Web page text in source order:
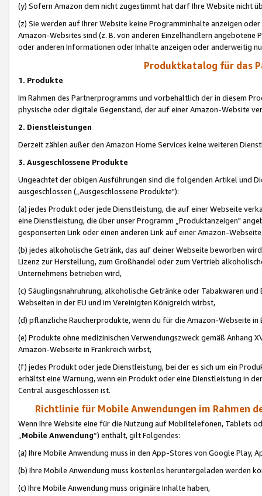
(y) Sofern Amazon dem nicht zugestimmt hat darf Ihre Website nicht
(z) Sie werden auf Ihrer Website keine Programminhalte anzeigen
Amazon-Websites sind (z. B. von anderen Einzelhändlern
oder anderen Informationen oder Inhalte anzeigen oder anderweitig
Produktkatalog für das
1. Produkte
Im Rahmen des Partnerprogramms und vorbehaltlich der in diesem
physische oder digitale Gegenstand, der auf einer Amazon-Website
2. Dienstleistungen
Derzeit zählen außer den Amazon Home Services keine weiteren
3. Ausgeschlossene Produkte
Ungeachtet der obigen Ausführungen sind die folgenden Artikel und
ausgeschlossen („Ausgeschlossene Produkte"):
(a) jedes Produkt oder jede Dienstleistung, die auf einer Webseite
eine Dienstleistung, die über unser Programm „Produktanzeigen"
gesponserten Link oder einen anderen Link auf einer Amazon-
(b) jedes alkoholische Getränk, das auf deiner Webseite beworben
Lizenz zur Herstellung, zum Großhandel oder zum Vertrieb
Unternehmens betrieben wird,
(c) Säuglingsnahruhrung, alkoholische Getränke oder Tabakwaren
Webseiten in der EU und im Vereinigten Königreich wirbst,
(d) pflanzliche Raucherprodukte, wenn du für die Amazon-Webseite in
(e) Produkte ohne medizinischen Verwendungszweck gemäß Anhang
Amazon-Webseite in Frankreich wirbst,
(f) jedes Produkt oder jede Dienstleistung, bei der es sich um ein
erhältst eine Warnung, wenn ein Produkt oder eine Dienstleistung in
Central ausgeschlossen ist.
Richtlinie für Mobile Anwendungen im Rahmen
Wenn Ihre Website eine für die Nutzung auf Mobiltelefonen, Tablets
„Mobile Anwendung“) enthält, gilt Folgendes:
(a) Ihre Mobile Anwendung muss in den App-Stores von Google Play,
(b) Ihre Mobile Anwendung muss kostenlos heruntergeladen werden
(c) Ihre Mobile Anwendung muss originäre Inhalte haben,